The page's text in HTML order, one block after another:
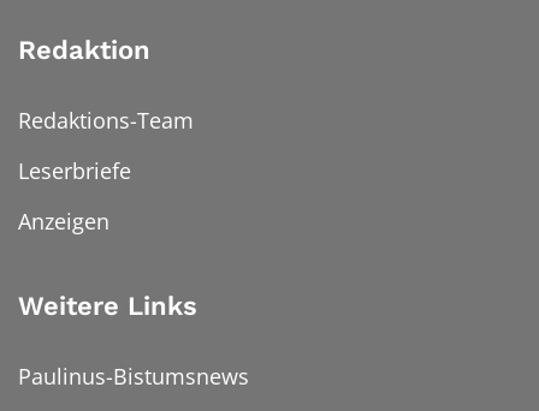
Redaktion
Redaktions-Team
Leserbriefe
Anzeigen
Weitere Links
Paulinus-Bistumsnews